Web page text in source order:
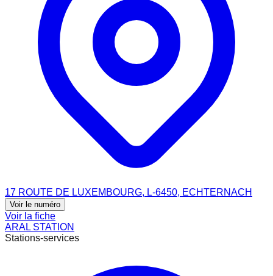
17 ROUTE DE LUXEMBOURG, L-6450, ECHTERNACH
Voir le numéro
Voir la fiche
ARAL STATION
Stations-services